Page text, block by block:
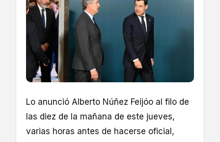
Lo anunció Alberto Núñez Feijóo al filo de
las diez de la mañana de este jueves,
varias horas antes de hacerse oficial,